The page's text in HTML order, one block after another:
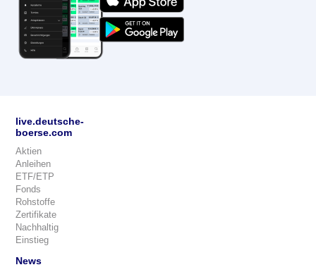
live.deutsche-
boerse.com
Aktien
Anleihen
ETF/ETP
Fonds
Rohstoffe
Zertifikate
Nachhaltig
Einstieg
News